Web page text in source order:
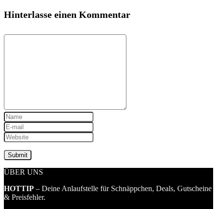
Hinterlasse einen Kommentar
ÜBER UNS
HOTTIP – Deine Anlaufstelle für Schnäppchen, Deals, Gutscheine
& Preisfehler.